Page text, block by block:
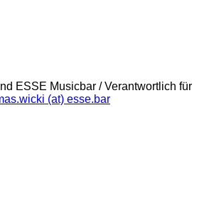
ESSE Musicbar / Verantwortlich für
(at) esse.bar